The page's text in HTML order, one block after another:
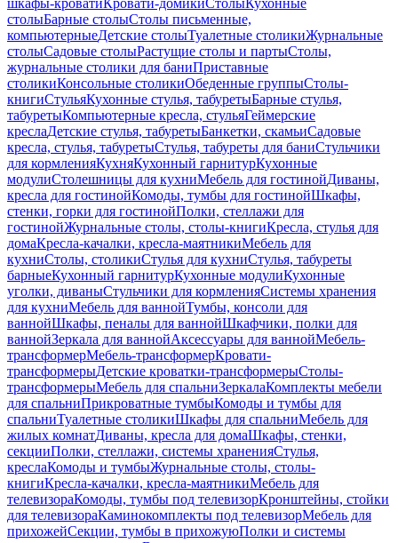
шкафы-кроватиКровати-домикиСтолыКухонные
столыБарные столыСтолы письменные,
компьютерныеДетские столыТуалетные столикиЖурнальные
столыСадовые столыРастущие столы и партыСтолы,
журнальные столики для баниПриставные
столикиКонсольные столикиОбеденные группыСтолы-
книгиСтульяКухонные стулья, табуретыБарные стулья,
табуретыКомпьютерные кресла, стульяГеймерские
креслаДетские стулья, табуретыБанкетки, скамьиСадовые
кресла, стулья, табуретыСтулья, табуреты для баниСтульчики
для кормленияКухняКухонный гарнитурКухонные
модулиСтолешницы для кухниМебель для гостинойДиваны,
кресла для гостинойКомоды, тумбы для гостинойШкафы,
стенки, горки для гостинойПолки, стеллажи для
гостинойЖурнальные столы, столы-книгиКресла, стулья для
домаКресла-качалки, кресла-маятникиМебель для
кухниСтолы, столикиСтулья для кухниСтулья, табуреты
барныеКухонный гарнитурКухонные модулиКухонные
уголки, диваныСтульчики для кормленияСистемы хранения
для кухниМебель для ваннойТумбы, консоли для
ваннойШкафы, пеналы для ваннойШкафчики, полки для
ваннойЗеркала для ваннойАксессуары для ваннойМебель-
трансформерМебель-трансформерКровати-
трансформерыДетские кроватки-трансформерыСтолы-
трансформерыМебель для спальниЗеркалаКомплекты мебели
для спальниПрикроватные тумбыКомоды и тумбы для
спальниТуалетные столикиШкафы для спальниМебель для
жилых комнатДиваны, кресла для домаШкафы, стенки,
секцииПолки, стеллажи, системы храненияСтулья,
креслаКомоды и тумбыЖурнальные столы, столы-
книгиКресла-качалки, кресла-маятникиМебель для
телевизораКомоды, тумбы под телевизорКронштейны, стойки
для телевизораКаминокомплекты под телевизорМебель для
прихожейСекции, тумбы в прихожуюПолки и системы